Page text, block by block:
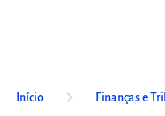
Início keyboard_arrow_right Finanças e